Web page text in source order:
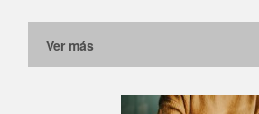
Ver más